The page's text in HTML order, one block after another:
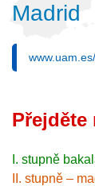
Madrid
www.uam.es/
Přejděte
I. stupně
II. stupně –